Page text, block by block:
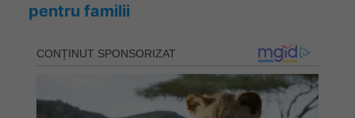
pentru familii